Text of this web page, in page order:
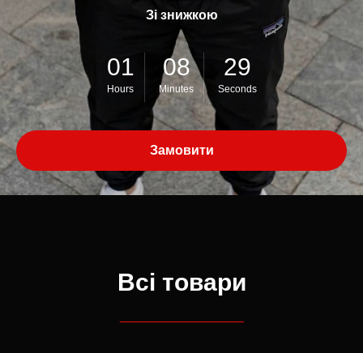
Зі знижкою
01
Hours
08
Minutes
29
Seconds
Замовити
Всі товари